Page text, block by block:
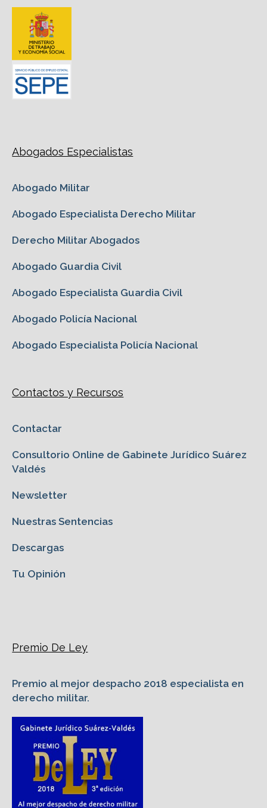
Abogados Especialistas
Abogado Militar
Abogado Especialista Derecho Militar
Derecho Militar Abogados
Abogado Guardia Civil
Abogado Especialista Guardia Civil
Abogado Policía Nacional
Abogado Especialista Policía Nacional
Contactos y Recursos
Contactar
Consultorio Online de Gabinete Jurídico Suárez
Valdés
Newsletter
Nuestras Sentencias
Descargas
Tu Opinión
Premio De Ley
Premio al mejor despacho 2018 especialista en
derecho militar.